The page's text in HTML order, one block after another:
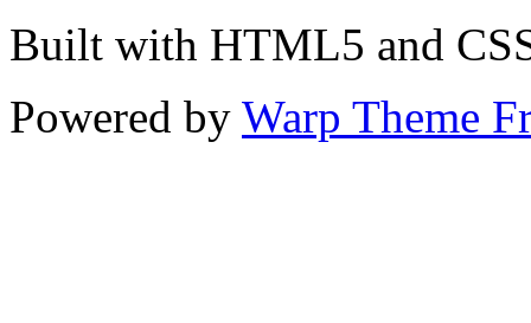
Built with HTML5 and
Powered by Warp Theme